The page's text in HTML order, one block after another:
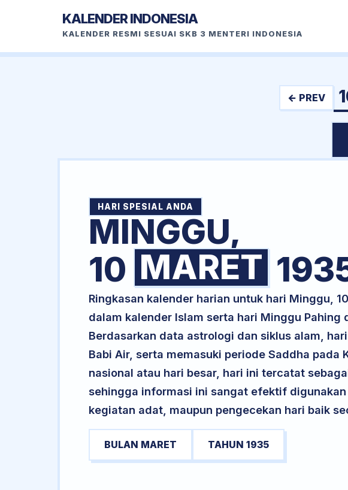
KALENDER INDONESIA
KALENDER RESMI SESUAI SKB 3 MENTERI INDONESIA
← PREV
HARI SPESIAL ANDA
MINGGU,
10 MARET
Ringkasan kalender harian untuk hari Minggu,
dalam kalender Islam serta hari Minggu
Berdasarkan data astrologi dan siklus alam,
Babi Air, serta memasuki periode Saddha
nasional atau hari besar, hari ini tercatat
sehingga informasi ini sangat efektif
kegiatan adat, maupun pengecekan hari baik
BULAN MARET TAHUN 1935